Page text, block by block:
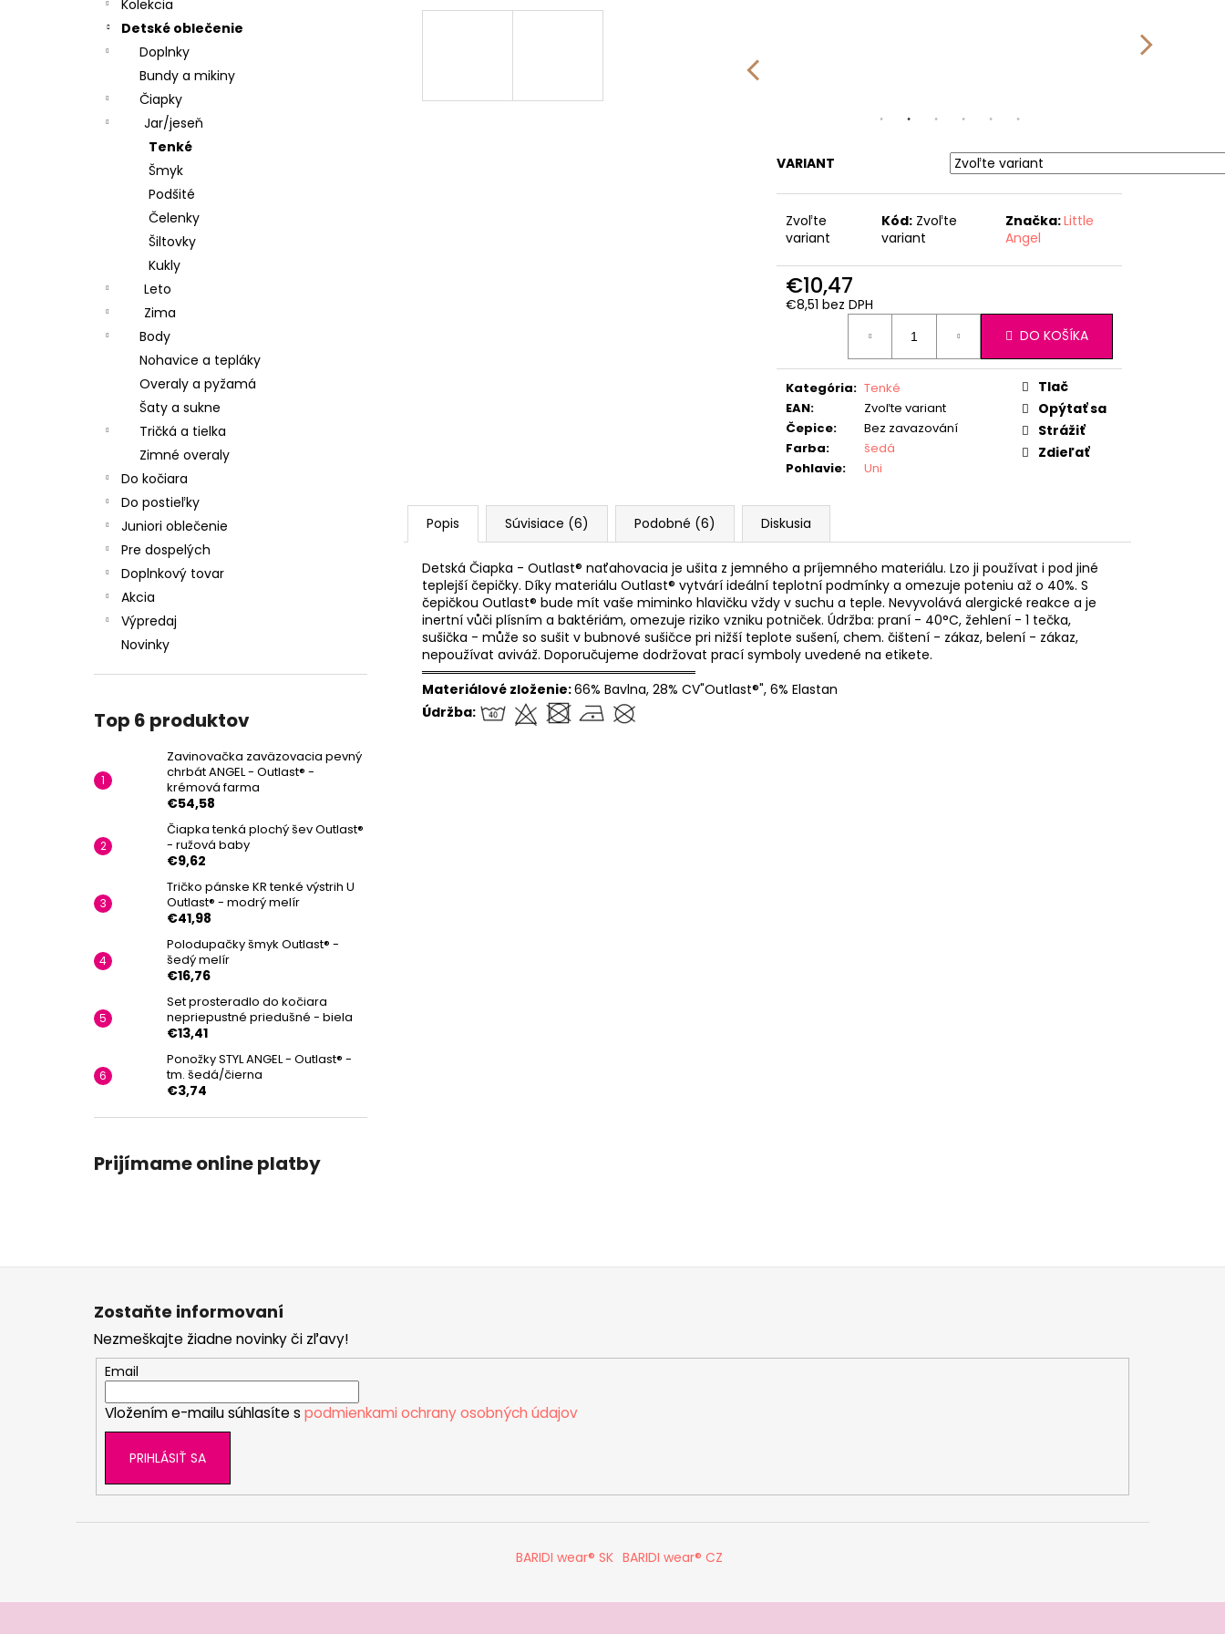
Kolekcia
Detské oblečenie
Doplnky
Bundy a mikiny
Čiapky
Jar/jeseň
Tenké
Šmyk
Podšité
Čelenky
Šiltovky
Kukly
Leto
Zima
Body
Nohavice a tepláky
Overaly a pyžamá
Šaty a sukne
Tričká a tielka
Zimné overaly
Do kočiara
Do postieľky
Juniori oblečenie
Pre dospelých
Doplnkový tovar
Akcia
Výpredaj
Novinky
Top 6 produktov
Zavinovačka zaväzovacia pevný
chrbát ANGEL - Outlast® -
krémová farma
€54,58
Čiapka tenká plochý šev Outlast®
- ružová baby
€9,62
Tričko pánske KR tenké výstrih U
Outlast® - modrý melír
€41,98
Polodupačky šmyk Outlast® -
šedý melír
€16,76
Set prosteradlo do kočiara
nepriepustné priedušné - biela
€13,41
Ponožky STYL ANGEL - Outlast® -
tm. šedá/čierna
€3,74
Prijímame online platby
VARIANT
Zvoľte
variant
Kód: Zvoľte
variant
Značka:Little
Angel
€10,47
€8,51 bez DPH
Jednotková
DO KOŠÍKA
Kategória: Tenké
EAN:
Zvoľte variant
Čepice:
Bez zavazování
Farba:
šedá
Pohlavie: Uni
Tlač
Opýtať sa
Strážiť
Zdieľať
Popis Súvisiace (6) Podobné (6) Diskusia
Detská Čiapka - Outlast® naťahovacia je ušita z jemného a príjemného materiálu. Lzo ji používat i pod jiné
teplejší čepičky. Díky materiálu Outlast® vytvárí ideální teplotní podmínky a omezuje poteniu až o 40%. S
čepičkou Outlast® bude mít vaše miminko hlavičku vždy v suchu a teple. Nevyvolává alergické reakce a je
inertní vůči plísním a baktériám, omezuje riziko vzniku potniček. Údržba: praní - 40°C, žehlení - 1 tečka,
sušička - může so sušit v bubnové sušičce pri nižší teplote sušení, chem. čištení - zákaz, belení - zákaz,
nepoužívat aviváž. Doporučujeme dodržovat prací symboly uvedené na etikete.
══════════════════════════════
Materiálové zloženie:66% Bavlna, 28% CV"Outlast®", 6% Elastan
Údržba:
Zostaňte informovaní
Nezmeškajte žiadne novinky či zľavy!
Email
Vložením e-mailu súhlasíte s podmienkami ochrany osobných údajov
PRIHLÁSIŤ SA
BARIDI wear® SK BARIDI wear® CZ